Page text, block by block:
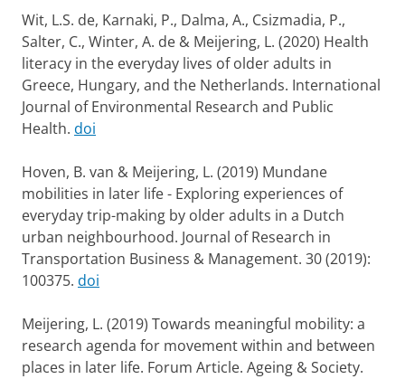
Wit, L.S. de, Karnaki, P., Dalma, A., Csizmadia, P.,
Salter, C., Winter, A. de & Meijering, L. (2020) Health
literacy in the everyday lives of older adults in
Greece, Hungary, and the Netherlands. International
Journal of Environmental Research and Public
Health. doi
Hoven, B. van & Meijering, L. (2019) Mundane
mobilities in later life - Exploring experiences of
everyday trip-making by older adults in a Dutch
urban neighbourhood. Journal of Research in
Transportation Business & Management. 30 (2019):
100375. doi
Meijering, L. (2019) Towards meaningful mobility: a
research agenda for movement within and between
places in later life. Forum Article. Ageing & Society.